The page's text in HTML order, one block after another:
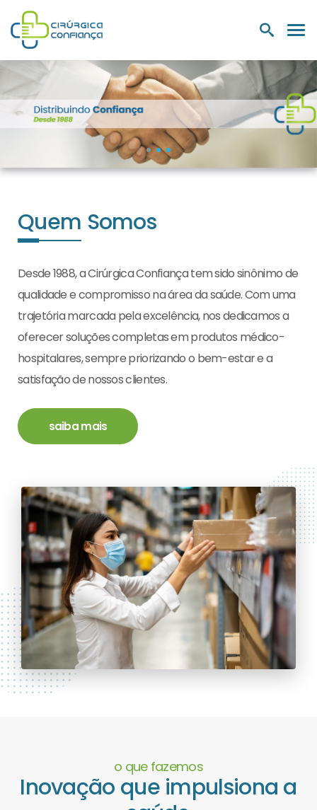
LABORATÓRIOS SUPLEMENTOS
Quem Somos
Desde 1988, a Cirúrgica Confiança tem sido sinônimo de
qualidade e compromisso na área da saúde. Com uma
trajetória marcada pela excelência, nos dedicamos a
oferecer soluções completas em produtos médico-
hospitalares, sempre priorizando o bem-estar e a
satisfação de nossos clientes.
saiba mais
o que fazemos
Inovação que impulsiona a